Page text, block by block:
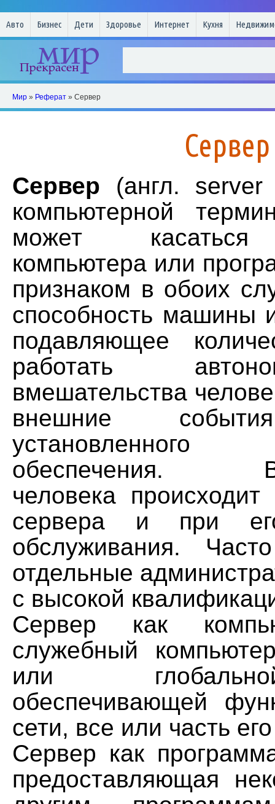
Авто Бизнес Дети Здоровье Интернет Кухня
Мир » Реферат » Сервер
Сервер
Сервер (англ.
компьютерной
может касаться
компьютера или
признаком в обоих
способность машины
подавляющее
работать
вмешательства
внешние
установленного
обеспечения.
человека происходит
сервера и при
обслуживания.
отдельные
с высокой
Сервер как
служебный
или
обеспечивающей
сети, все или часть
Сервер как
предоставляющая